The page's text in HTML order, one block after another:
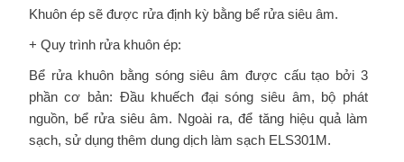
Khuôn ép sẽ được rửa định kỳ bằng bể rửa siêu âm.
+ Quy trình rửa khuôn ép:
Bể rửa khuôn bằng sóng siêu âm được cấu tạo bởi 3
phần cơ bản: Đầu khuếch đại sóng siêu âm, bộ phát
nguồn, bể rửa siêu âm. Ngoài ra, để tăng hiệu quả làm
sạch, sử dụng thêm dung dịch làm sạch ELS301M.